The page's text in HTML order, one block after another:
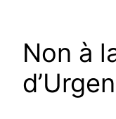
Non à